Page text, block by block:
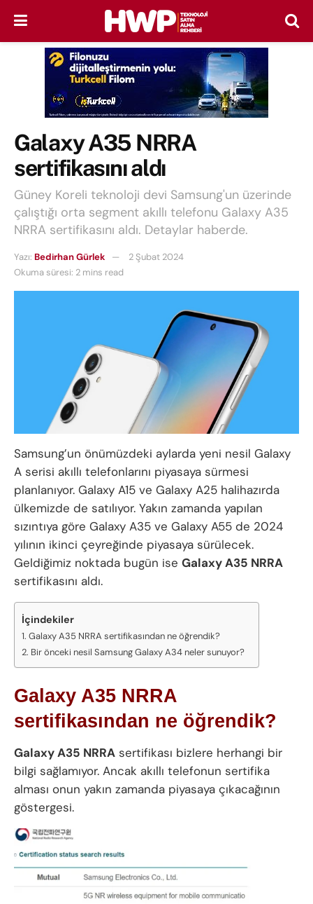
Galaxy A35 NRRA
sertifikasını aldı
Güney Koreli teknoloji devi Samsung'un üzerinde
çalıştığı orta segment akıllı telefonu Galaxy A35
NRRA sertifikasını aldı. Detaylar haberde.
Yazı: Bedirhan Gürlek
2 Şubat 2024
Okuma süresi: 2 mins read
Samsung’un önümüzdeki aylarda yeni nesil Galaxy
A serisi akıllı telefonlarını piyasaya sürmesi
planlanıyor. Galaxy A15 ve Galaxy A25 halihazırda
ülkemizde de satılıyor. Yakın zamanda yapılan
sızıntıya göre Galaxy A35 ve Galaxy A55 de 2024
yılının ikinci çeyreğinde piyasaya sürülecek.
Geldiğimiz noktada bugün ise Galaxy A35 NRRA
sertifikasını aldı.
İçindekiler
Galaxy A35 NRRA sertifikasından ne öğrendik?
Bir önceki nesil Samsung Galaxy A34 neler sunuyor?
Galaxy A35 NRRA
sertifikasından ne öğrendik?
Galaxy A35 NRRA sertifikası bizlere herhangi bir
bilgi sağlamıyor. Ancak akıllı telefonun sertifika
alması onun yakın zamanda piyasaya çıkacağının
göstergesi.